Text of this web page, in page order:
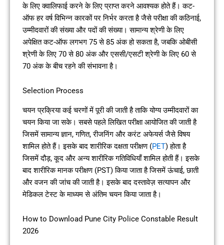
के लिए क्वालिफाई करने के लिए प्राप्त करने आवश्यक होते हैं। कट-
ऑफ हर वर्ष विभिन्न कारकों पर निर्भर करता है जैसे परीक्षा की कठिनाई,
उम्मीदवारों की संख्या और पदों की संख्या। सामान्य श्रेणी के लिए
अपेक्षित कट-ऑफ लगभग 75 से 85 अंक हो सकता है, जबकि ओबीसी
श्रेणी के लिए 70 से 80 अंक और एससी/एसटी श्रेणी के लिए 60 से
70 अंक के बीच रहने की संभावना है।
Selection Process
चयन प्रक्रिया कई चरणों में पूरी की जाती है ताकि योग्य उम्मीदवारों का
चयन किया जा सके। सबसे पहले लिखित परीक्षा आयोजित की जाती है
जिसमें सामान्य ज्ञान, गणित, रीजनिंग और करंट अफेयर्स जैसे विषय
शामिल होते हैं। इसके बाद शारीरिक दक्षता परीक्षण (PET) होता है
जिसमें दौड़, कूद और अन्य शारीरिक गतिविधियाँ शामिल होती हैं। इसके
बाद शारीरिक मानक परीक्षण (PST) किया जाता है जिसमें ऊंचाई, छाती
और वजन की जांच की जाती है। इसके बाद दस्तावेज़ सत्यापन और
मेडिकल टेस्ट के माध्यम से अंतिम चयन किया जाता है।
How to Download Pune City Police Constable Result
2026